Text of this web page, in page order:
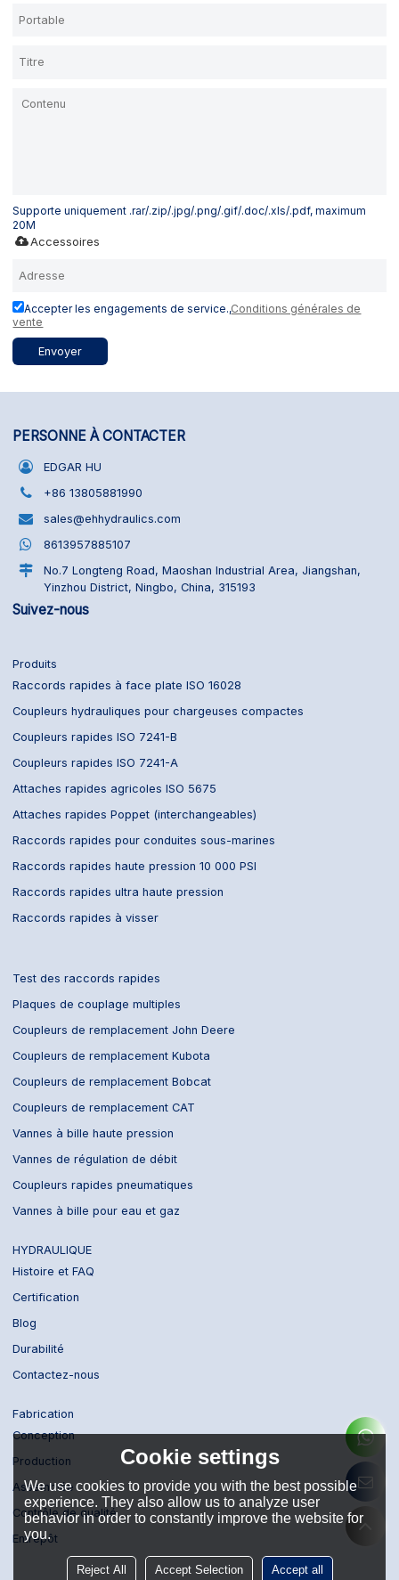
Supporte uniquement .rar/.zip/.jpg/.png/.gif/.doc/.xls/.pdf, maximum
20M
Accessoires
Accepter les engagements de service.,Conditions générales de
vente
Envoyer
PERSONNE À CONTACTER
EDGAR HU
+86 13805881990
sales@ehhydraulics.com
8613957885107
No.7 Longteng Road, Maoshan Industrial Area, Jiangshan,
Yinzhou District, Ningbo, China, 315193
Suivez-nous
Produits
Raccords rapides à face plate ISO 16028
Coupleurs hydrauliques pour chargeuses compactes
Coupleurs rapides ISO 7241-B
Coupleurs rapides ISO 7241-A
Attaches rapides agricoles ISO 5675
Attaches rapides Poppet (interchangeables)
Raccords rapides pour conduites sous-marines
Raccords rapides haute pression 10 000 PSI
Raccords rapides ultra haute pression
Raccords rapides à visser
Test des raccords rapides
Plaques de couplage multiples
Coupleurs de remplacement John Deere
Coupleurs de remplacement Kubota
Coupleurs de remplacement Bobcat
Coupleurs de remplacement CAT
Vannes à bille haute pression
Vannes de régulation de débit
Coupleurs rapides pneumatiques
Vannes à bille pour eau et gaz
HYDRAULIQUE
Histoire et FAQ
Certification
Blog
Durabilité
Contactez-nous
Fabrication
Conception
Production
Assemblée
Contrôle de qualité
Entrepôt
Cookie settings
We use cookies to provide you with the best possible
experience. They also allow us to analyze user
behavior in order to constantly improve the website for
you.
Reject All Accept Selection Accept all